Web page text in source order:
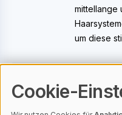
mittellange
um diese
Volleres
Cookie-